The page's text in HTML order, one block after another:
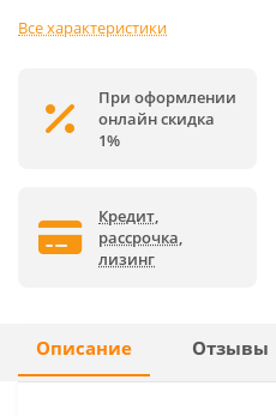
Все характеристики
При оформлении
онлайн скидка
1%
Кредит,
рассрочка,
лизинг
Описание Отзывы